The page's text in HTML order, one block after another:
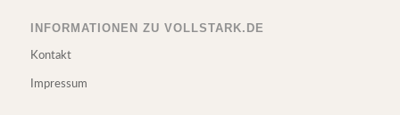
INFORMATIONEN ZU VOLLSTARK.DE
Kontakt
Impressum